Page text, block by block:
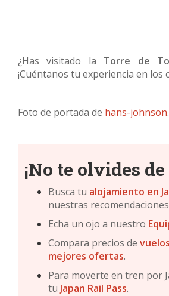
¿Has visitado la Torre de
¡Cuéntanos tu experiencia en los
Foto de portada de hans-johnson.
¡No te olvides
Busca tu alojamiento en
nuestras
Echa un ojo a nuestro
Compara precios de
mejores ofertas.
Para moverte en tren por
tu Japan Rail Pass.